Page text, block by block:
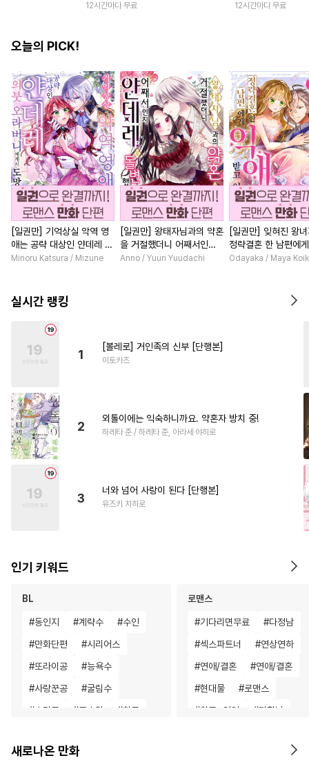
12시간마다 무료
12시간마다 무료
오늘의 PICK!
[일권만] 기억상실 악역 영
애는 공략 대상인 얀데레 의
붓 오라버니에게서 도망칠
Minoru Katsura / Mizune
[일권만] 왕태자님과의 약혼
을 거절했더니 어째서인지
얀데레로 돌변했습니다 [단
Anno / Yuuri Yuudachi
[일권만] 잊혀진 왕
정략결혼 한 남편에
받고 있습니다 [단행
Odayaka / Maya
실시간 랭킹
1
[볼레로] 거인족의 신부 [단행본]
이토카즈
2
외톨이에는 익숙하니까요. 약혼자 방치 중!
하레타 준 / 하레타 준, 아라세 야히로
3
너와 넘어 사랑이 된다 [단행본]
유즈키 치히로
인기 키워드
BL
#동인지 #계략수 #수인
#만화단편 #시리어스
#또라이공 #능욕수
#사랑꾼공 #굴림수
# 초딩공 #고수위 #친구
#귀염수 #능욕
로맨스
#기다리면무료 #다정남
#섹스파트너 #연상연하
#연애/결혼 #연애/결혼
#현대물 #로맨스
#친구>연인 #까칠남
상처
새로나온 만화